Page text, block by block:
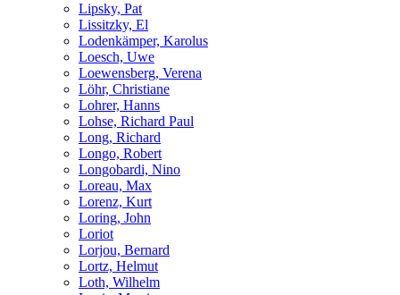
Lipsky, Pat
Lissitzky, El
Lodenkämper, Karolus
Loesch, Uwe
Loewensberg, Verena
Löhr, Christiane
Lohrer, Hanns
Lohse, Richard Paul
Long, Richard
Longo, Robert
Longobardi, Nino
Loreau, Max
Lorenz, Kurt
Loring, John
Loriot
Lorjou, Bernard
Lortz, Helmut
Loth, Wilhelm